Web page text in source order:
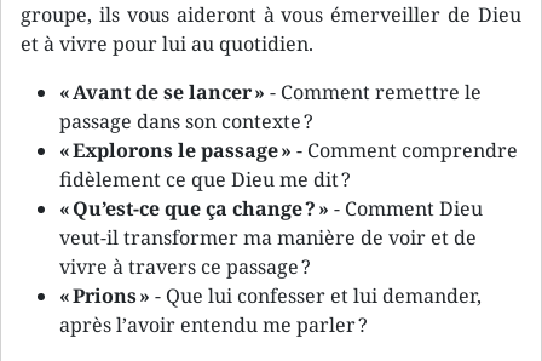
groupe, ils vous aideront à vous émerveiller de Dieu
et à vivre pour lui au quotidien.
« Avant de se lancer » - Comment remettre le
passage dans son contexte ?
« Explorons le passage » - Comment comprendre
fidèlement ce que Dieu me dit ?
« Qu’est-ce que ça change ? » - Comment Dieu
veut-il transformer ma manière de voir et de
vivre à travers ce passage ?
« Prions » - Que lui confesser et lui demander,
après l’avoir entendu me parler ?